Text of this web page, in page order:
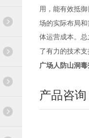
用，能有效抵
场的实际布局
体运营成本。
了有力的技术
广场人防山洞
产品咨询